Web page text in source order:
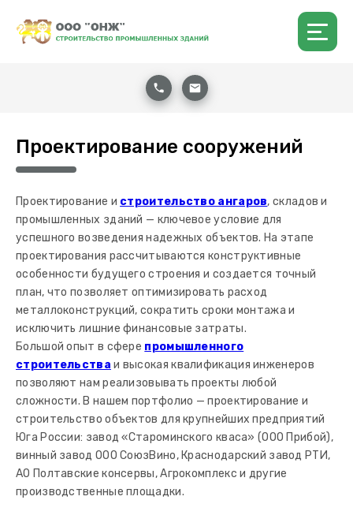
Проектирование сооружений
Проектирование и строительство ангаров, складов и
промышленных зданий — ключевое условие для
успешного возведения надежных объектов. На этапе
проектирования рассчитываются конструктивные
особенности будущего строения и создается точный
план, что позволяет оптимизировать расход
металлоконструкций, сократить сроки монтажа и
исключить лишние финансовые затраты.
Большой опыт в сфере промышленного
строительства и высокая квалификация инженеров
позволяют нам реализовывать проекты любой
сложности. В нашем портфолио — проектирование и
строительство объектов для крупнейших предприятий
Юга России: завод «Староминского кваса» (ООО Прибой),
винный завод ООО СоюзВино, Краснодарский завод РТИ,
АО Полтавские консервы, Агрокомплекс и другие
производственные площадки.